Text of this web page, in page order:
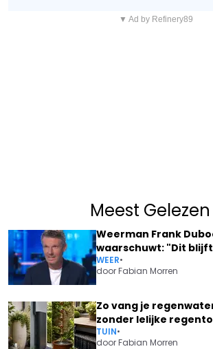
▼ Ad by Refinery89
Meest Gelezen
Weerman Frank
waarschuwt: "Dit
WEER•
doorFabian Morren
Zo vang je
zonder lelijke
TUIN•
doorFabian Morren